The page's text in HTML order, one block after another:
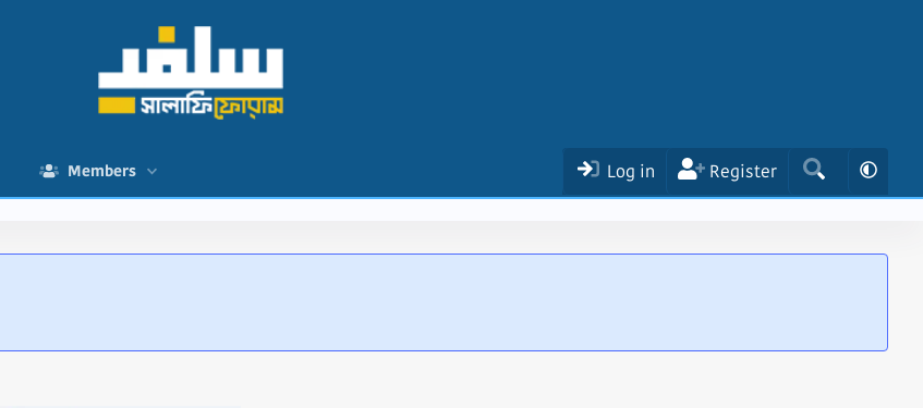
Members Log in Register